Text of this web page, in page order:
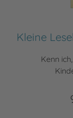
Kleine
Kenn